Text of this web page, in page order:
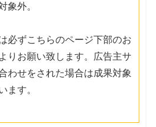
象外。
必ずこちらのページ下部のお
りお願い致します。広告主サ
わせをされた場合は成果対象
ます。